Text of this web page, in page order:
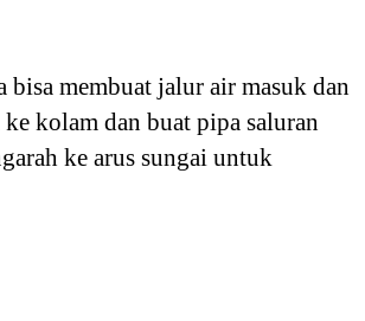
bisa membuat jalur air masuk dan
kolam dan buat pipa saluran
ke arus sungai untuk